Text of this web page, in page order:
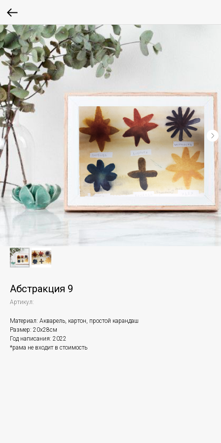
Абстракция 9
Артикул:
Материал: Акварель, картон, простой карандаш
Размер: 20х28см
Год написания: 2022
*рама не входит в стоимость